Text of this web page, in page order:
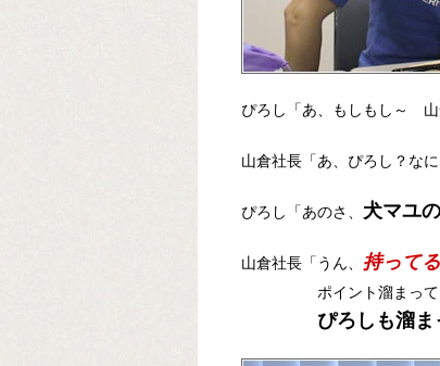
ぴろし「あ、もしもし～
山倉社長「あ、ぴろし？なに
ぴろし「あのさ、 犬マユ
山倉社長「うん、 持って
ポイント溜まってエ
ぴろしも溜ま